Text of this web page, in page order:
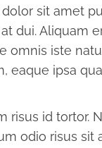
sit amet
dui. Aliquam
omnis iste
eaque ipsa
risus id tortor.
odio risus sit